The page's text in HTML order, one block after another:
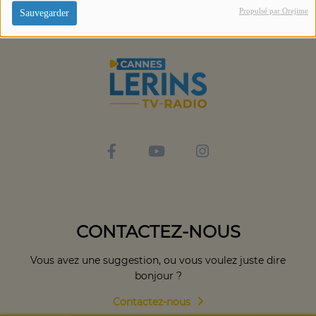
Sauvegarder Propulsé par Orejime
CONTACTEZ-NOUS
Vous avez une suggestion, ou vous voulez juste dire
bonjour ?
Contactez-nous